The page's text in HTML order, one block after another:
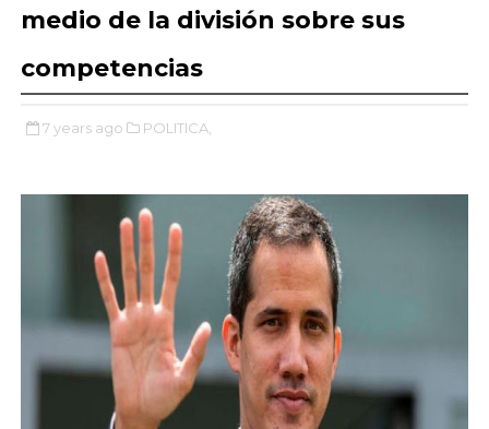
medio de la división sobre sus
competencias
7 years ago POLITICA,